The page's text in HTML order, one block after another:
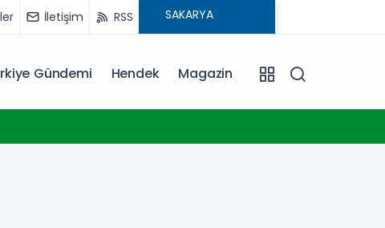
İletişim RSS
Gündemi Hendek Magazin